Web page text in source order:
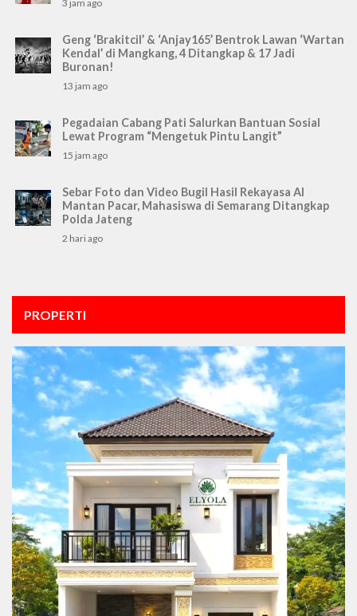
3 jam ago
Geng ‘Brakitcil’ & ‘Anjay165’ Bentrok Lawan ‘Wartan
Kendal’ di Mangkang, 4 Ditangkap & 17 Jadi
Buronan!
13 jam ago
Pegadaian Cabang Pati Salurkan Bantuan Sosial
Lewat Program “Mengetuk Pintu Langit”
15 jam ago
Sebar Foto dan Video Bugil Hasil Rekayasa AI
Mantan Pacar, Mahasiswa di Semarang Ditangkap
Polda Jateng
2 hari ago
PROPERTI